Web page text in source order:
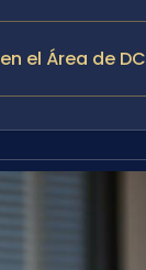
el Área de DC